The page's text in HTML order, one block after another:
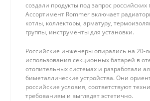
создали продукты под запрос российских
Ассортимент Rommer включает
котлы, коллекторы, арматуру,
группы, инструменты для установки.
Российские инженеры опирались на 20-
использования секционных батарей в
отопительных системах и разработали
биметаллические устройства. Они
российские условия, соответствуют
требованиям и выглядят эстетично.